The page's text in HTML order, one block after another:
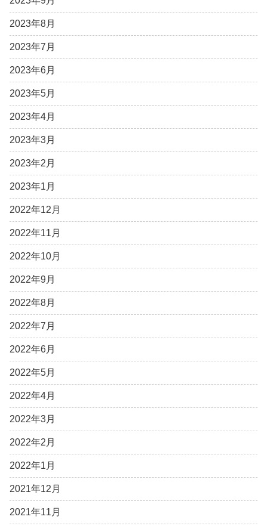
2023年8月
2023年7月
2023年6月
2023年5月
2023年4月
2023年3月
2023年2月
2023年1月
2022年12月
2022年11月
2022年10月
2022年9月
2022年8月
2022年7月
2022年6月
2022年5月
2022年4月
2022年3月
2022年2月
2022年1月
2021年12月
2021年11月